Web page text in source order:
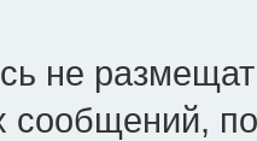
не
сообщений,